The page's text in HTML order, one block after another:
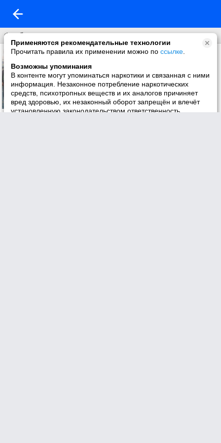
Применяются рекомендательные технологии
Прочитать правила их применении можно по ссылке
Возможны упоминания
В контенте могут упоминаться наркотики и связанная с ними
информация. Незаконное потребление наркотических
средств, психотропных веществ и их аналогов причиняет
вред здоровью, их незаконный оборот запрещён и влечёт
установленную законодательством ответственность
Футбол